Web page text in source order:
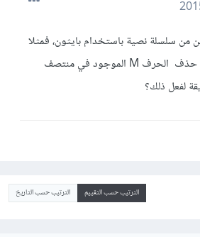
سلسلة نصية باستخدام بايثون، فمثلا
كلمة "EXAMPLE” أريد حذف الحرف M الموجود في منتصف
لفعل ذلك؟
الترتيب حسب التقييم الترتيب حسب التاريخ